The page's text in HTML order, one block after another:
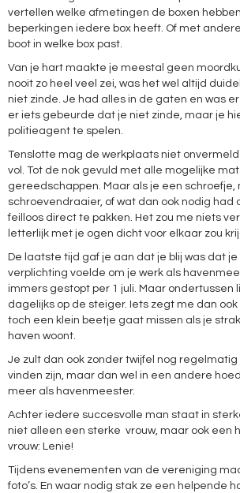
vertellen welke afmetingen de boxen
beperkingen iedere box heeft. Of met
boot in welke box past.
Van je hart maakte je meestal geen
nooit zo heel veel zei, was het wel altijd
niet zinde. Je had alles in de gaten en was
er iets gebeurde dat je niet zinde, maar je
politieagent te spelen.
Tenslotte mag de werkplaats niet
vol. Tot de nok gevuld met alle mogelijke
gereedschappen. Maar als je een schroefje,
schroevendraaier, of wat dan ook nodig had
feilloos direct te pakken. Het zou me niets
letterlijk met je ogen dicht voor elkaar zou
De laatste tijd gaf je aan dat je blij was dat
verplichting voelde om je werk als
immers gestopt per 1 juli. Maar ondertussen
dagelijks op de steiger. Iets zegt me dan
toch een klein beetje gaat missen als je
haven woont.
Je zult dan ook zonder twijfel nog
vinden zijn, maar dan wel in een andere
meer als havenmeester.
Achter iedere succesvolle man staat in
niet alleen een sterke vrouw, maar ook een
vrouw: Lenie!
Tijdens evenementen van de vereniging
foto’s. En waar nodig stak ze een helpende